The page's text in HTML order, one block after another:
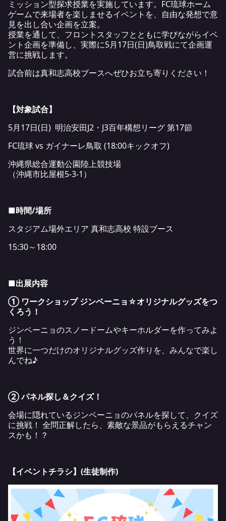
ミッション型探求授業を実施しています。FC琉球ホーム
ゲームで来場者を楽しませるイベントを、自由な発想で意
見を出し合い企画を立案。
授業を通して、フロントスタッフとともに学びながらイベ
ント企画を準備し、実際に5月17日(日)鳥取戦にて企画運
営に挑戦します。
試合前は真和志高校ブースへぜひお立ち寄りください！
【対象試合】
5月17日(日) 明治安田J2・J3百年構想リーグ 第17節
FC琉球 vs ガイナーレ鳥取 (18:00キックオフ)
沖縄県総合運動公園陸上競技場
（沖縄市比屋根5-3-1）
■時間/場所
スタジアム場外エリア 真和志高校 特設ブース
15:30～18:00
■出展内容
① ワークショップ ジンベーニョ☆オリジナルグッズをつ
くろう！
ジンベーニョのスノードームやキーホルダーを作ってみよ
う！
世界に一つだけのオリジナルグッズ作りを、みんなで楽し
んでね♪
② パネル探し＆クイズ！
会場に隠れているジンベーニョのパネルを探して、クイズ
に挑戦！ 全問正解したら、素敵な景品がもらえるチャン
スかも！？
【イベントチラシ】(生徒制作)